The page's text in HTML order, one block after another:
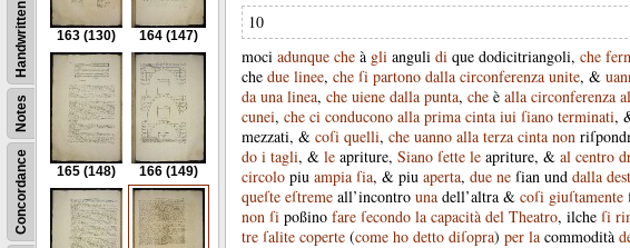
Concordance
Notes
Handwritten 163 (130) 164 (147)
165 (148) 166 (149)
10
moci adunque che à gli anguli di que dodicitriangoli, che
che due linee, che ſi partono dalla circonferenza unite, &
da una linea, che uiene dalla punta, che è alla circonferenza al
cunei, che ci conducono alla prima cinta iui ſiano terminati,
mezzati, & coſi quelli, che uanno alla terza cinta non
do i tagli, & le apriture, Siano ſette le apriture, & al centro
circolo piu ampia ſia, & piu aperta, due ne ſian und dalla
queſte eſtreme all’incontro una dell’altra & coſi giuſtamente
non ſi poßino fare ſecondo la capacità del Theatro, ilche ſi
tre ſalite coperte (come ho detto diſopra) per la commodità